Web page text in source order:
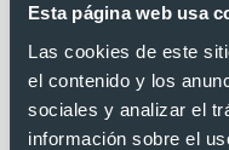
Esta página web usa
Las cookies de este
el contenido y los
sociales y analizar el
información sobre el
Categorías
RPET 600D
2 cm